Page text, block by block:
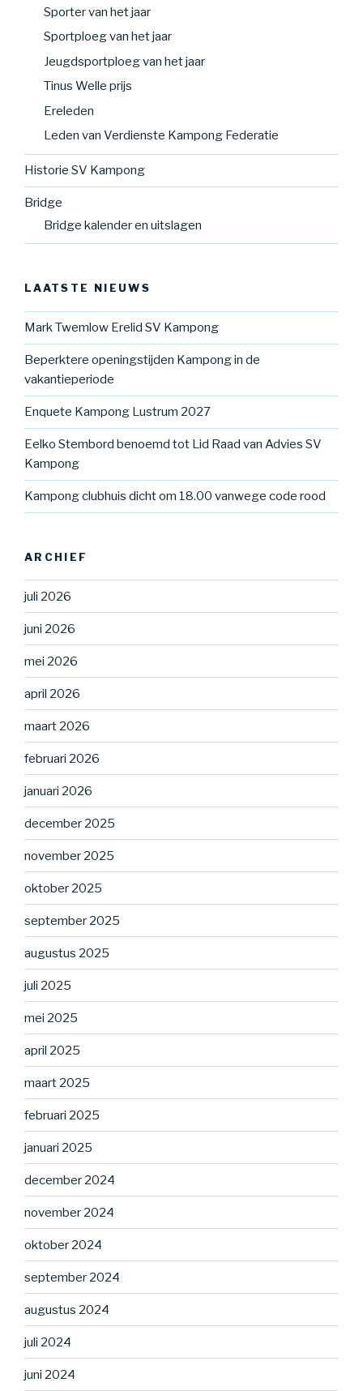
Sporter van het jaar
Sportploeg van het jaar
Jeugdsportploeg van het jaar
Tinus Welle prijs
Ereleden
Leden van Verdienste Kampong Federatie
Historie SV Kampong
Bridge
Bridge kalender en uitslagen
LAATSTE NIEUWS
Mark Twemlow Erelid SV Kampong
Beperktere openingstijden Kampong in de
vakantieperiode
Enquete Kampong Lustrum 2027
Eelko Stembord benoemd tot Lid Raad van Advies SV
Kampong
Kampong clubhuis dicht om 18.00 vanwege code rood
ARCHIEF
juli 2026
juni 2026
mei 2026
april 2026
maart 2026
februari 2026
januari 2026
december 2025
november 2025
oktober 2025
september 2025
augustus 2025
juli 2025
mei 2025
april 2025
maart 2025
februari 2025
januari 2025
december 2024
november 2024
oktober 2024
september 2024
augustus 2024
juli 2024
juni 2024